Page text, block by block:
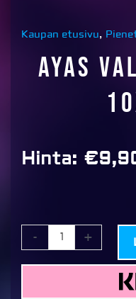
Kaupan etusivu,
Ayas
Hinta: €
-
valokuvakehys
10x15cm
+